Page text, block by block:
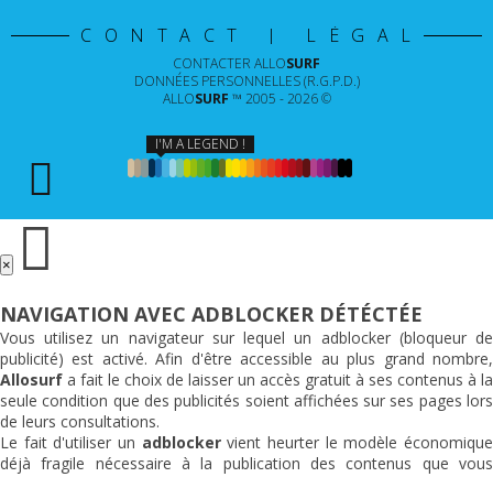
CONTACT | LÉGAL
CONTACTER ALLOSURF
DONNÉES PERSONNELLES (R.G.P.D.)
ALLOSURF ™ 2005 - 2026 ©
I'M A LEGEND !
×
NAVIGATION AVEC ADBLOCKER DÉTÉCTÉE
Vous utilisez un navigateur sur lequel un adblocker (bloqueur de
publicité) est activé. Afin d'être accessible au plus grand nombre,
Allosurf a fait le choix de laisser un accès gratuit à ses contenus à la
seule condition que des publicités soient affichées sur ses pages lors
de leurs consultations.
Le fait d'utiliser un adblockervient heurter le modèle économique
déjà fragile nécessaire à la publication des contenus que vous